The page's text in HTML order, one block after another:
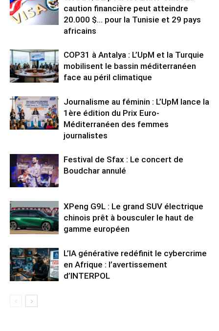
caution financière peut atteindre
20.000 $… pour la Tunisie et 29 pays
africains
COP31 à Antalya : L’UpM et la Turquie
mobilisent le bassin méditerranéen
face au péril climatique
Journalisme au féminin : L’UpM lance la
1ère édition du Prix Euro-
Méditerranéen des femmes
journalistes
Festival de Sfax : Le concert de
Boudchar annulé
XPeng G9L : Le grand SUV électrique
chinois prêt à bousculer le haut de
gamme européen
L’IA générative redéfinit le cybercrime
en Afrique : l’avertissement
d’INTERPOL